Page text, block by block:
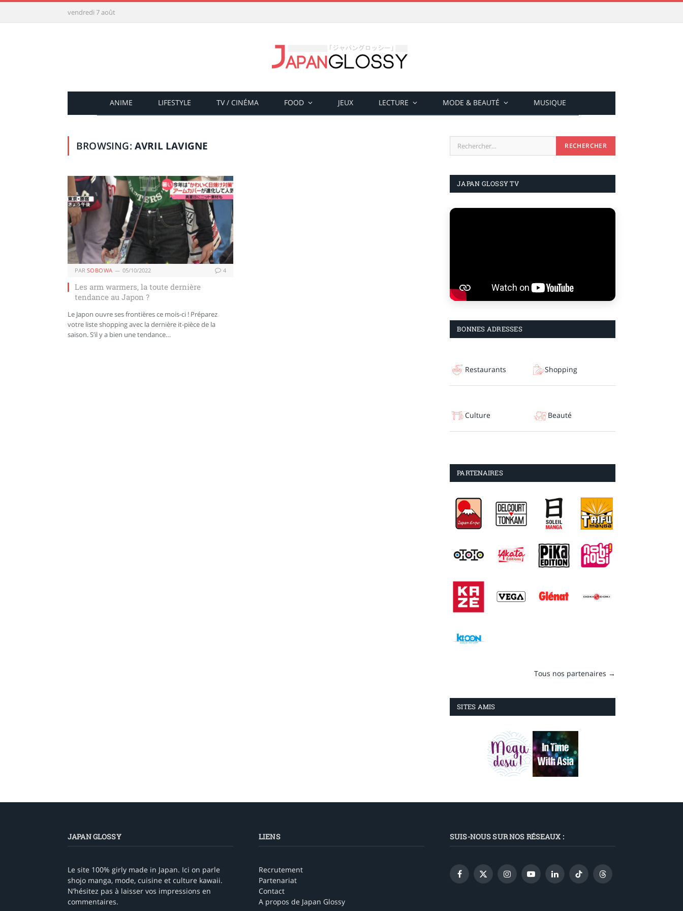
vendredi 7 août
ANIME LIFESTYLE TV / CINÉMA FOOD JEUX LECTURE MODE & BEAUTÉ MUSIQUE
BROWSING: AVRIL LAVIGNE
PAR SOBOWA 05/10/2022 4
Les arm warmers, la toute dernière
tendance au Japon ?
Le Japon ouvre ses frontières ce mois-ci ! Préparez
votre liste shopping avec la dernière it-pièce de la
saison. S’il y a bien une tendance…
JAPAN GLOSSY TV
BONNES ADRESSES
Restaurants Shopping
Culture Beauté
PARTENAIRES
Tous nos partenaires →
SITES AMIS
JAPAN GLOSSY
Le site 100% girly made in Japan. Ici on parle
shojo manga, mode, cuisine et culture kawaii.
N’hésitez pas à laisser vos impressions en
commentaires.
LIENS
Recrutement
Partenariat
Contact
A propos de Japan Glossy
SUIS-NOUS SUR NOS RÉSEAUX :
Facebook
X
InstagramYouTubeLinkedInTikTok Threads